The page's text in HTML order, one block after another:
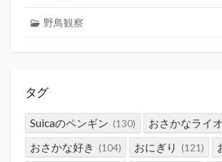
野鳥観察
タグ
Suicaのペンギン (130) おさかなライ
おさかな好き (104) おにぎり (121)